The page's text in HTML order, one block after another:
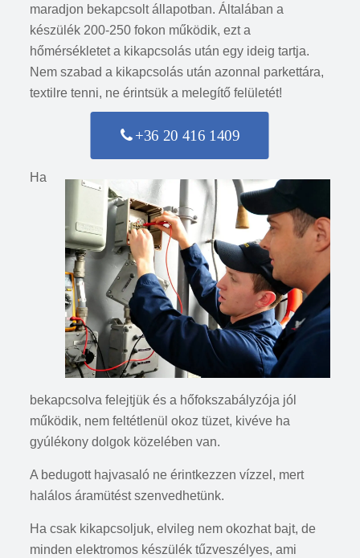
maradjon bekapcsolt állapotban. Általában a
készülék 200-250 fokon működik, ezt a
hőmérsékletet a kikapcsolás után egy ideig tartja.
Nem szabad a kikapcsolás után azonnal parkettára,
textilre tenni, ne érintsük a melegítő felületét!
+36 20 416 1409
Ha
bekapcsolva felejtjük és a hőfokszabályzója jól
működik, nem feltétlenül okoz tüzet, kivéve ha
gyúlékony dolgok közelében van.
A bedugott hajvasaló ne érintkezzen vízzel, mert
halálos áramütést szenvedhetünk.
Ha csak kikapcsoljuk, elvileg nem okozhat bajt, de
minden elektromos készülék tűzveszélyes, ami